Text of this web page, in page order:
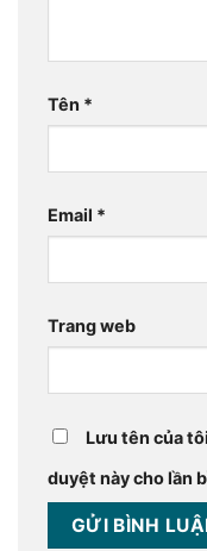
Tên *
Email *
Trang web
Lưu tên của
duyệt này cho lần